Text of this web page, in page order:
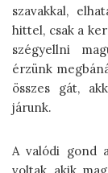
szavakkal,
hittel, csak a
szégyellni
érzünk
összes gát,
járunk.
A valódi gond